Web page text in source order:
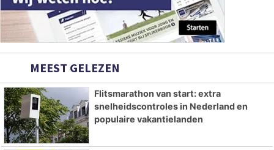
MEEST GELEZEN
Flitsmarathon van start: extra
snelheidscontroles in Nederland en
populaire vakantielanden